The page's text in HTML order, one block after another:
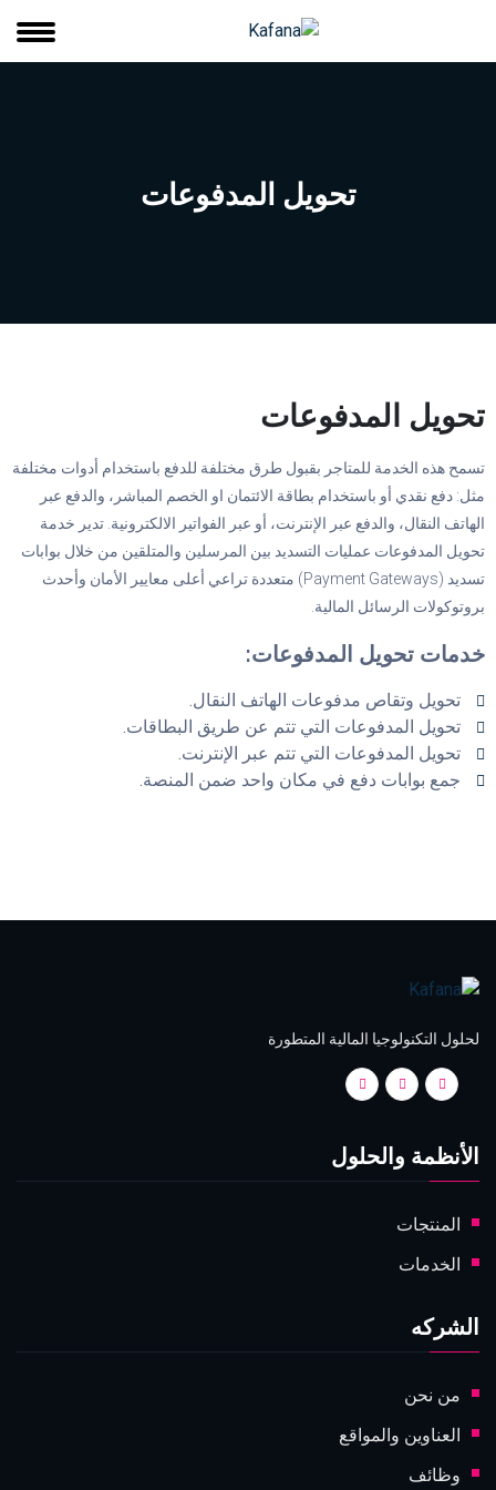
تحويل المدفوعات
تحويل المدفوعات
تسمح هذه الخدمة للمتاجر بقبول طرق مختلفة للدفع باستخدام أدوات مختلفة
مثل: دفع نقدي أو باستخدام بطاقة الائتمان او الخصم المباشر، والدفع عبر
الهاتف النقال، والدفع عبر الإنترنت، أو عبر الفواتير الالكترونية. تدير خدمة
تحويل المدفوعات عمليات التسديد بين المرسلين والمتلقين من خلال بوابات
تسديد (Payment Gateways) متعددة تراعي أعلى معايير الأمان وأحدث
بروتوكولات الرسائل المالية.
خدمات تحويل المدفوعات:
تحويل وتقاص مدفوعات الهاتف النقال.
تحويل المدفوعات التي تتم عن طريق البطاقات.
تحويل المدفوعات التي تتم عبر الإنترنت.
جمع بوابات دفع في مكان واحد ضمن المنصة.
لحلول التكنولوجيا المالية المتطورة
الأنظمة والحلول
المنتجات
الخدمات
الشركه
من نحن
العناوين والمواقع
وظائف